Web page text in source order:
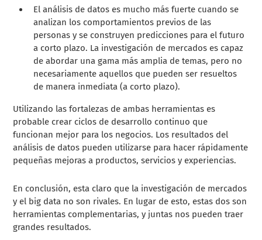
El análisis de datos es mucho más fuerte cuando se
analizan los comportamientos previos de las
personas y se construyen predicciones para el futuro
a corto plazo. La investigación de mercados es capaz
de abordar una gama más amplia de temas, pero no
necesariamente aquellos que pueden ser resueltos
de manera inmediata (a corto plazo).
Utilizando las fortalezas de ambas herramientas es
probable crear ciclos de desarrollo continuo que
funcionan mejor para los negocios. Los resultados del
análisis de datos pueden utilizarse para hacer rápidamente
pequeñas mejoras a productos, servicios y experiencias.
En conclusión, esta claro que la investigación de mercados
y el big data no son rivales. En lugar de esto, estas dos son
herramientas complementarias, y juntas nos pueden traer
grandes resultados.